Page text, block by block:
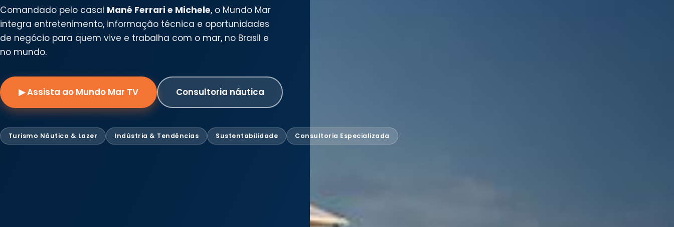
Comandado pelo casal Mané Ferrari e Michele, o Mundo Mar
integra entretenimento, informação técnica e oportunidades
de negócio para quem vive e trabalha com o mar, no Brasil e
no mundo.
▶ Assista ao Mundo Mar TV Consultoria náutica
Turismo Náutico & Lazer Indústria & Tendências Sustentabilidade Consultoria Especializada